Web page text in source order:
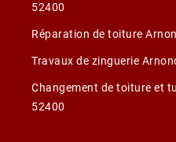
52400
Réparation de toiture
Travaux de zinguerie
Changement de toiture et
52400